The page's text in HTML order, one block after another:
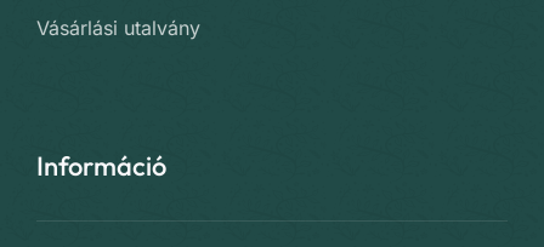
Vásárlási utalvány
Információ